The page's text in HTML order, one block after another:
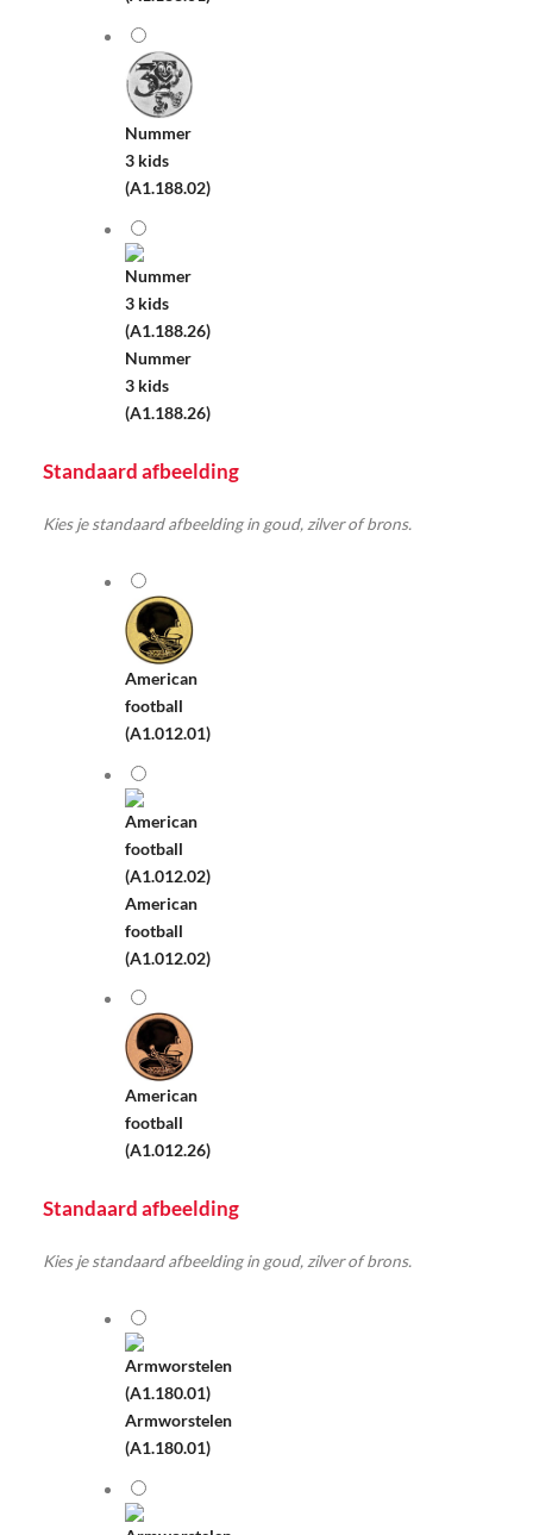
Nummer
3 kids
(A1.188.02)
Nummer
3 kids
(A1.188.26)
Standaard afbeelding
Kies je standaard afbeelding in goud, zilver of brons.
American
football
(A1.012.01)
American
football
(A1.012.02)
American
football
(A1.012.26)
Standaard afbeelding
Kies je standaard afbeelding in goud, zilver of brons.
Armworstelen
(A1.180.01)